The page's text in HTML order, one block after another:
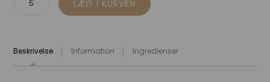
Beskrivelse Information Ingredienser